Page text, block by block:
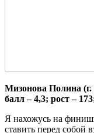
Мизонова Полина
балл – 4,3; рост –
Я нахожусь на
ставить перед собой